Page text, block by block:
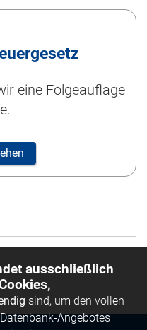
eine Folgeauflage
ausschließlich
sind, um den vollen
Angebotes